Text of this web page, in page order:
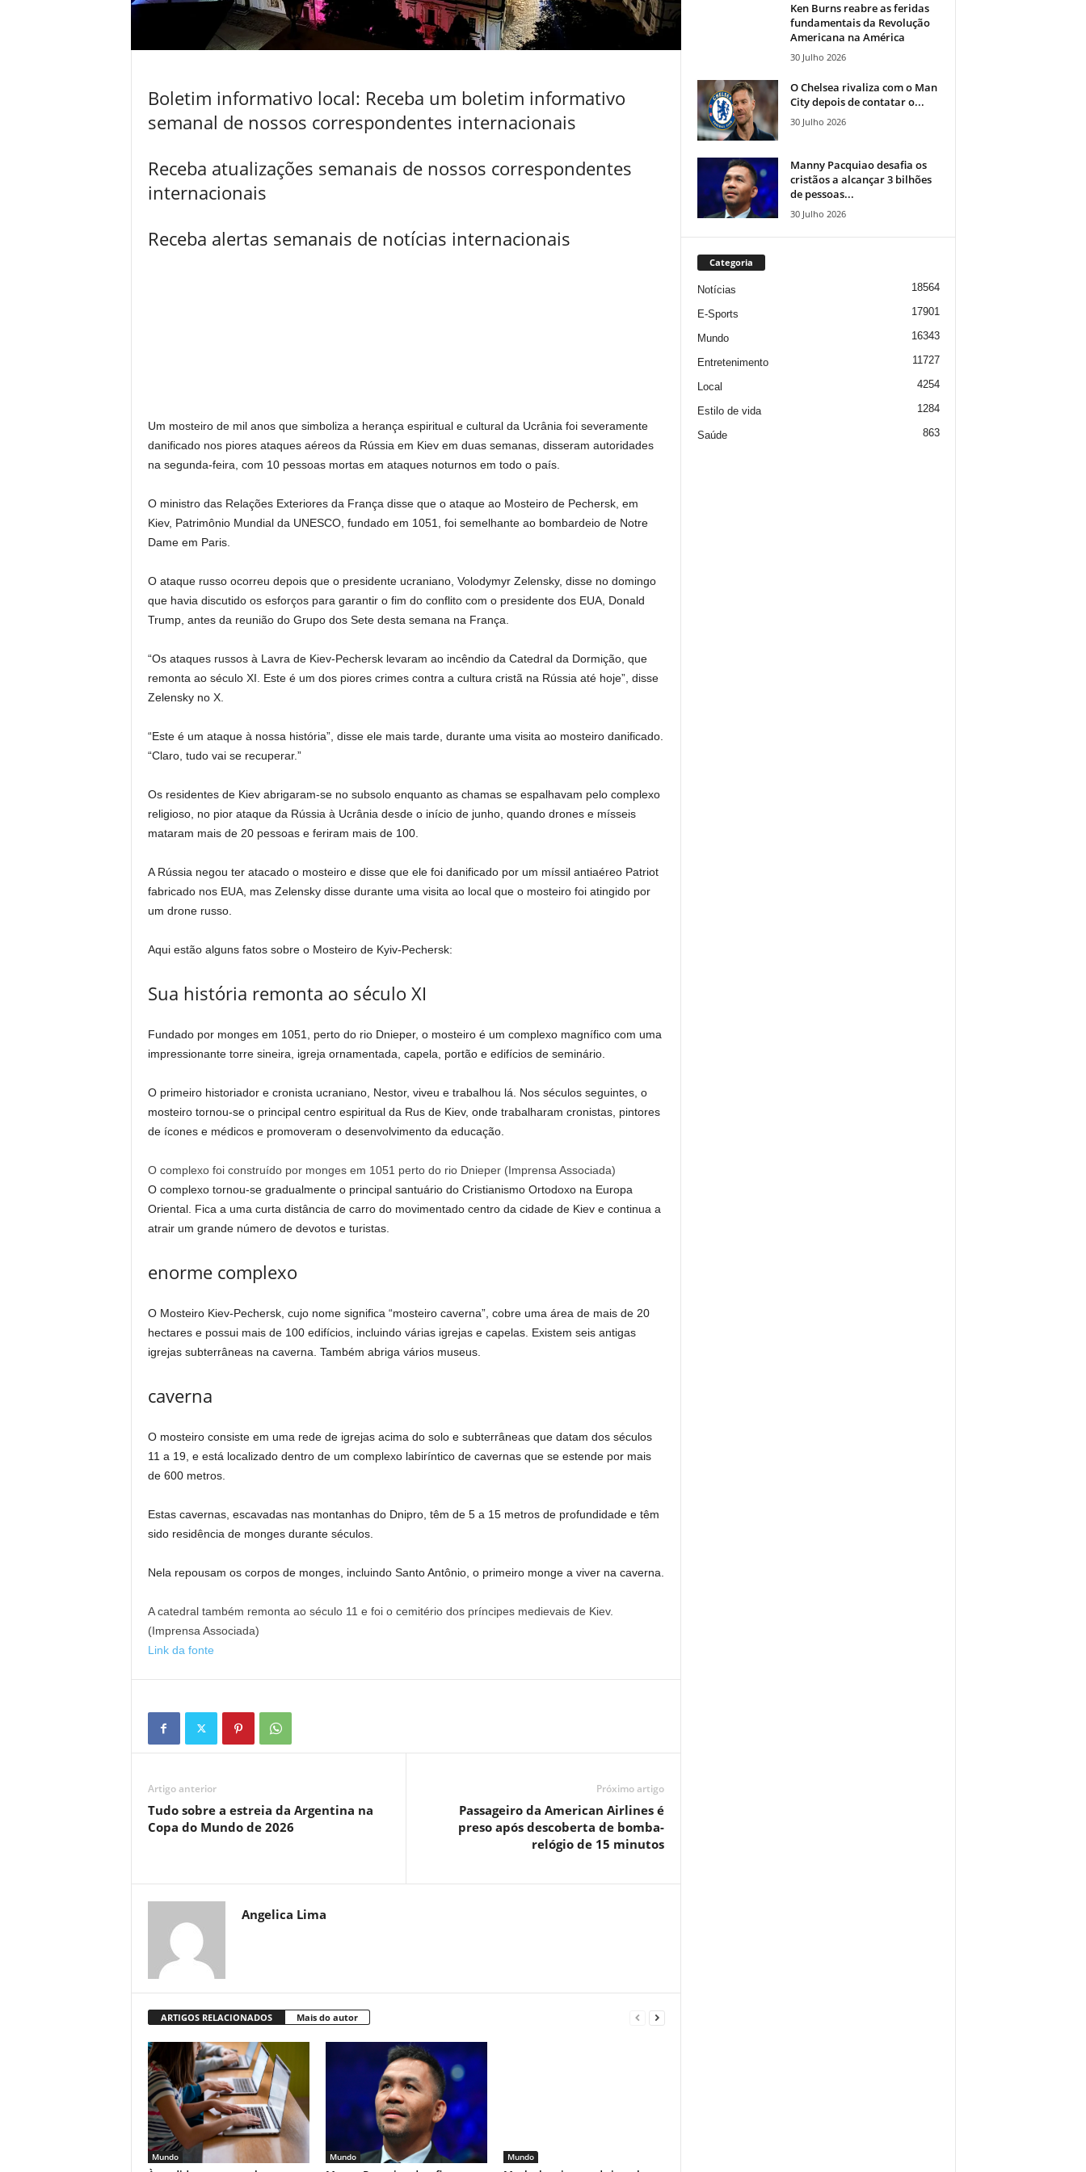
Boletim informativo local: Receba um boletim informativo
semanal de nossos correspondentes internacionais
Receba atualizações semanais de nossos correspondentes
internacionais
Receba alertas semanais de notícias internacionais
Um mosteiro de mil anos que simboliza a herança espiritual e cultural da Ucrânia foi severamente
danificado nos piores ataques aéreos da Rússia em Kiev em duas semanas, disseram autoridades
na segunda-feira, com 10 pessoas mortas em ataques noturnos em todo o país.
O ministro das Relações Exteriores da França disse que o ataque ao Mosteiro de Pechersk, em
Kiev, Patrimônio Mundial da UNESCO, fundado em 1051, foi semelhante ao bombardeio de Notre
Dame em Paris.
O ataque russo ocorreu depois que o presidente ucraniano, Volodymyr Zelensky, disse no domingo
que havia discutido os esforços para garantir o fim do conflito com o presidente dos EUA, Donald
Trump, antes da reunião do Grupo dos Sete desta semana na França.
“Os ataques russos à Lavra de Kiev-Pechersk levaram ao incêndio da Catedral da Dormição, que
remonta ao século XI. Este é um dos piores crimes contra a cultura cristã na Rússia até hoje”, disse
Zelensky no X.
“Este é um ataque à nossa história”, disse ele mais tarde, durante uma visita ao mosteiro danificado.
“Claro, tudo vai se recuperar.”
Os residentes de Kiev abrigaram-se no subsolo enquanto as chamas se espalhavam pelo complexo
religioso, no pior ataque da Rússia à Ucrânia desde o início de junho, quando drones e mísseis
mataram mais de 20 pessoas e feriram mais de 100.
A Rússia negou ter atacado o mosteiro e disse que ele foi danificado por um míssil antiaéreo Patriot
fabricado nos EUA, mas Zelensky disse durante uma visita ao local que o mosteiro foi atingido por
um drone russo.
Aqui estão alguns fatos sobre o Mosteiro de Kyiv-Pechersk:
Sua história remonta ao século XI
Fundado por monges em 1051, perto do rio Dnieper, o mosteiro é um complexo magnífico com uma
impressionante torre sineira, igreja ornamentada, capela, portão e edifícios de seminário.
O primeiro historiador e cronista ucraniano, Nestor, viveu e trabalhou lá. Nos séculos seguintes, o
mosteiro tornou-se o principal centro espiritual da Rus de Kiev, onde trabalharam cronistas, pintores
de ícones e médicos e promoveram o desenvolvimento da educação.
O complexo foi construído por monges em 1051 perto do rio Dnieper (Imprensa Associada)
O complexo tornou-se gradualmente o principal santuário do Cristianismo Ortodoxo na Europa
Oriental. Fica a uma curta distância de carro do movimentado centro da cidade de Kiev e continua a
atrair um grande número de devotos e turistas.
enorme complexo
O Mosteiro Kiev-Pechersk, cujo nome significa “mosteiro caverna”, cobre uma área de mais de 20
hectares e possui mais de 100 edifícios, incluindo várias igrejas e capelas. Existem seis antigas
igrejas subterrâneas na caverna. Também abriga vários museus.
caverna
O mosteiro consiste em uma rede de igrejas acima do solo e subterrâneas que datam dos séculos
11 a 19, e está localizado dentro de um complexo labiríntico de cavernas que se estende por mais
de 600 metros.
Estas cavernas, escavadas nas montanhas do Dnipro, têm de 5 a 15 metros de profundidade e têm
sido residência de monges durante séculos.
Nela repousam os corpos de monges, incluindo Santo Antônio, o primeiro monge a viver na caverna.
A catedral também remonta ao século 11 e foi o cemitério dos príncipes medievais de Kiev.
(Imprensa Associada)
Link da fonte
Artigo anterior
Tudo sobre a estreia da Argentina na
Copa do Mundo de 2026
Próximo artigo
Passageiro da American Airlines é
preso após descoberta de bomba-
relógio de 15 minutos
Angelica Lima
ARTIGOS RELACIONADOS Mais do autor
Mundo Mundo Mundo
Ken Burns reabre as feridas
fundamentais da Revolução
Americana na América
30 Julho 2026
O Chelsea rivaliza com o Man
City depois de contatar o...
30 Julho 2026
Manny Pacquiao desafia os
cristãos a alcançar 3 bilhões
de pessoas...
30 Julho 2026
Categoria
Notícias 18564
E-Sports 17901
Mundo 16343
Entretenimento 11727
Local 4254
Estilo de vida 1284
Saúde 863